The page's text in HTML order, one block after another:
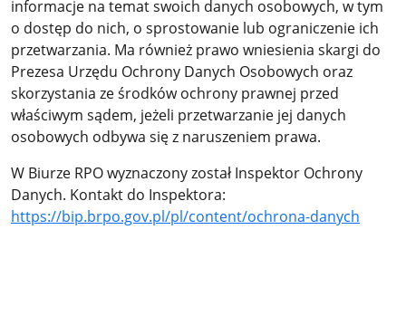
informacje na temat swoich danych osobowych, w tym
o dostęp do nich, o sprostowanie lub ograniczenie ich
przetwarzania. Ma również prawo wniesienia skargi do
Prezesa Urzędu Ochrony Danych Osobowych oraz
skorzystania ze środków ochrony prawnej przed
właściwym sądem, jeżeli przetwarzanie jej danych
osobowych odbywa się z naruszeniem prawa.
W Biurze RPO wyznaczony został Inspektor Ochrony
Danych. Kontakt do Inspektora:
https://bip.brpo.gov.pl/pl/content/ochrona-danych